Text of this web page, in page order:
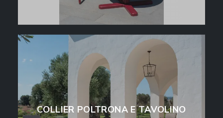
COLLIER POLTRONA E TAVOLINO